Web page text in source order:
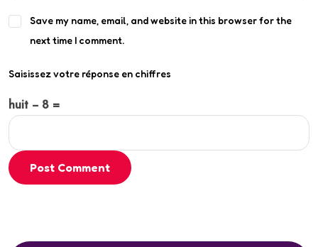
Save my name, email, and website in this browser for the
next time I comment.
Saisissez votre réponse en chiffres
huit − 8 =
Post Comment